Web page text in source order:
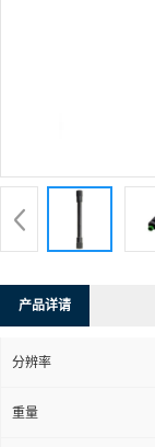
产品详请
分辨率
重量